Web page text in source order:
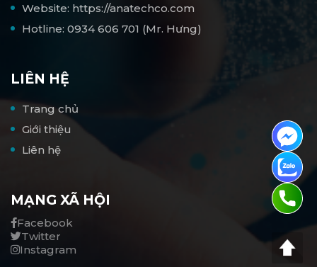
Website: https://anatechco.com
Hotline: 0934 606 701 (Mr. Hưng)
LIÊN HỆ
Trang chủ
Giới thiệu
Liên hệ
MẠNG XÃ HỘI
Facebook
Twitter
Instagram